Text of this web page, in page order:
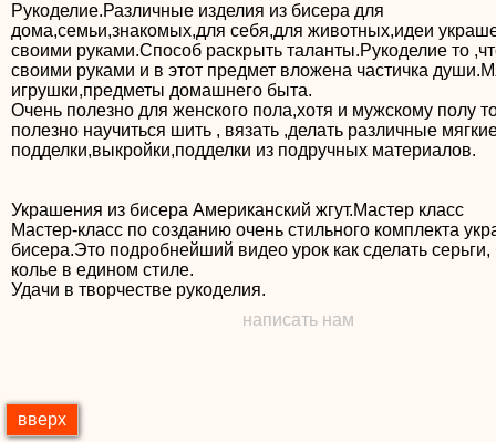
Рукоделие.Различные изделия из бисера для
дома,семьи,знакомых,для себя,для животных,идеи
своими руками.Способ раскрыть таланты.Рукоделие то
своими руками и в этот предмет вложена частичка
игрушки,предметы домашнего быта.
Очень полезно для женского пола,хотя и мужскому полу
полезно научиться шить , вязать ,делать различные
подделки,выкройки,подделки из подручных материалов.
Украшения из бисера Американский жгут.Мастер класс
Мастер-класс по созданию очень стильного комплекта
бисера.Это подробнейший видео урок как сделать серьги,
колье в едином стиле.
написать нам
вверх